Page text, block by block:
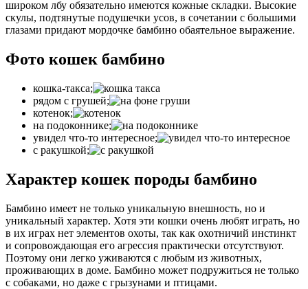
широком лбу обязательно имеются кожные складки. Высокие
скулы, подтянутые подушечки усов, в сочетании с большими
глазами придают мордочке бамбино обаятельное выражение.
Фото кошек бамбино
кошка-такса;
рядом с грушей;
котенок;
на подоконнике;
увидел что-то интересное;
с ракушкой;
Характер кошек породы бамбино
Бамбино имеет не только уникальную внешность, но и
уникальный характер. Хотя эти кошки очень любят играть, но
в их играх нет элементов охоты, так как охотничий инстинкт
и сопровождающая его агрессия практически отсутствуют.
Поэтому они легко уживаются с любым из животных,
проживающих в доме. Бамбино может подружиться не только
с собаками, но даже с грызунами и птицами.